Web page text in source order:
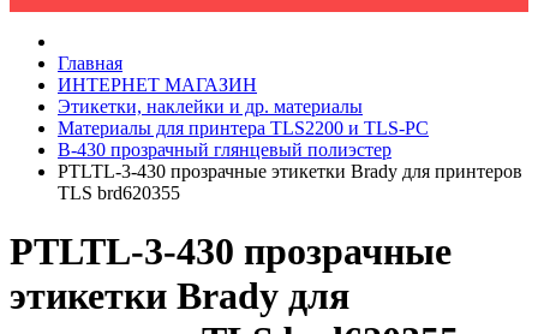
Главная
ИНТЕРНЕТ МАГАЗИН
Этикетки, наклейки и др. материалы
Материалы для принтера TLS2200 и TLS-PC
B-430 прозрачный глянцевый полиэстер
PTLTL-3-430 прозрачные этикетки Brady для принтеров
TLS brd620355
PTLTL-3-430 прозрачные
этикетки Brady для